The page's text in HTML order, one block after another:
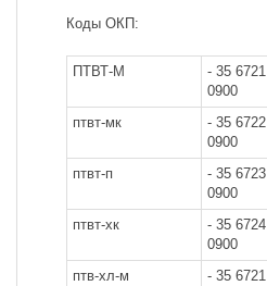
Коды ОКП:
ПТВТ-М
- 35 6721
0900
птвт-мк
- 35 6722
0900
птвт-п
- 35 6723
0900
птвт-хк
- 35 6724
0900
птв-хл-м
- 35 6721